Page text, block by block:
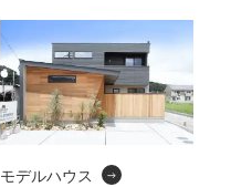
モデルハウス